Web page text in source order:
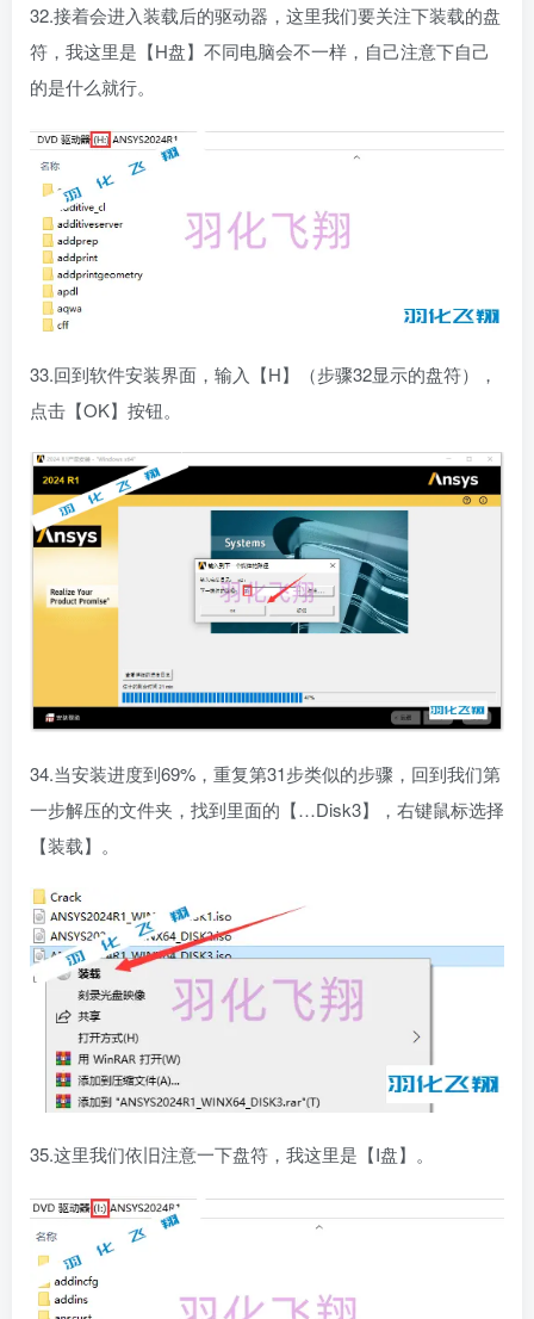
32.接着会进入装载后的驱动器，这里我们要关注下装载的盘
符，我这里是【H盘】不同电脑会不一样，自己注意下自己
的是什么就行。
33.回到软件安装界面，输入【H】（步骤32显示的盘符），
点击【OK】按钮。
34.当安装进度到69%，重复第31步类似的步骤，回到我们第
一步解压的文件夹，找到里面的【…Disk3】，右键鼠标选择
【装载】。
35.这里我们依旧注意一下盘符，我这里是【I盘】。